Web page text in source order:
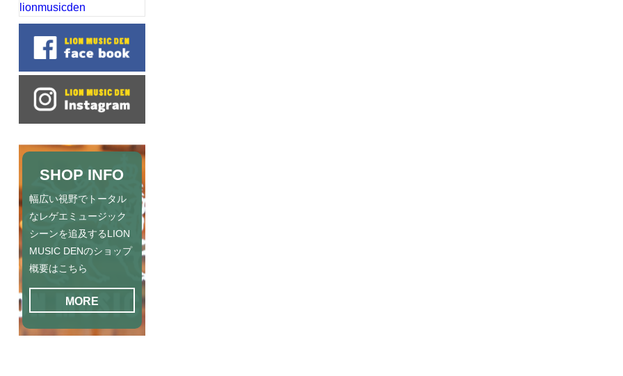
lionmusicden
SHOP INFO
幅広い視野でトータル
なレゲエミュージック
シーンを追及するLION
MUSIC DENのショップ
概要はこちら
MORE